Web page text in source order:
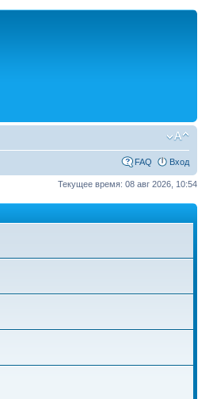
FAQ Вход
Текущее время: 08 авг 2026, 10:54